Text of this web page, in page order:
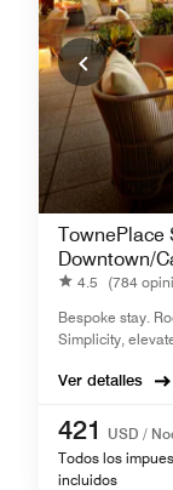
TownePlace
Downtown/
4.5 (784
Bespoke stay.
Simplicity,
Ver detalles
421
USD /
Todos los
incluidos